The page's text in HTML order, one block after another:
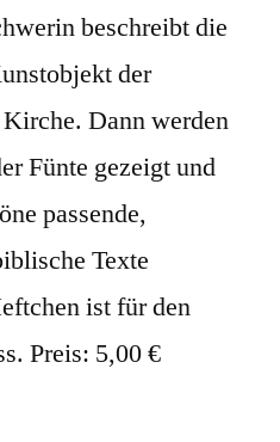
beschreibt die
der
Dann werden
Fünte gezeigt und
passende,
Texte
ist für den
Preis: 5,00 €